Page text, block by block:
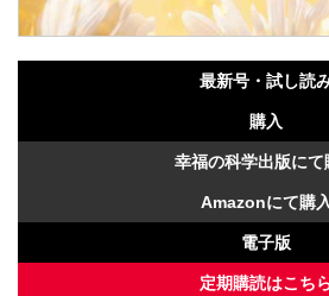
最新号・試し読
購入
幸福の科学出版にて
Amazonにて購入
電子版
定期購読はこち